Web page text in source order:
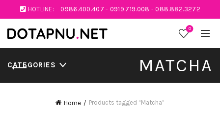
HOTLINE: 0986.400.407 - 0919.719.008 - 088.882.3272
0
MATCHA
CATEGORIES
Home Products tagged “Matcha”